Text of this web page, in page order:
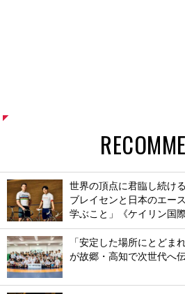
世界の頂点に君臨し続け
ブレイセンと日本のエー
学ぶこと」《ケイリン国
「安定した場所にとどま
が故郷・高知で次世代へ